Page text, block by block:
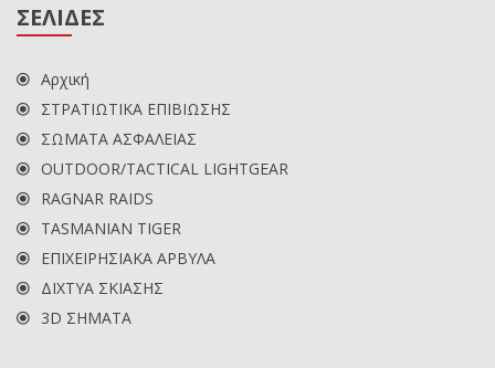
ΣΕΛΙΔΕΣ
Αρχική
ΣΤΡΑΤΙΩΤΙΚΑ ΕΠΙΒΙΩΣΗΣ
ΣΩΜΑΤΑ ΑΣΦΑΛΕΙΑΣ
OUTDOOR/TACTICAL LIGHTGEAR
RAGNAR RAIDS
TASMANIAN TIGER
ΕΠΙΧΕΙΡΗΣΙΑΚΑ ΑΡΒΥΛΑ
ΔΙΧΤΥΑ ΣΚΙΑΣΗΣ
3D ΣΗΜΑΤΑ